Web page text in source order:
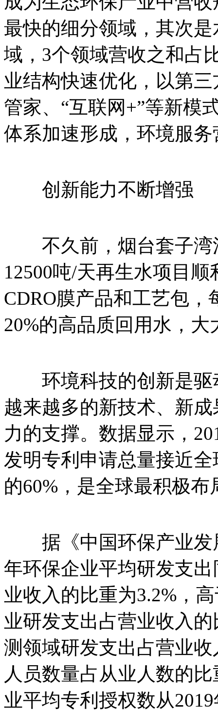
最快的细分领域，其次
域，3个领域营收之和占
业结构快速优化，以第
管家、“互联网+”等新模
体系加速形成，环境服
创新能力不断增强
不久前，烟台套子湾
12500吨/天再生水项目
CDRO膜产品和工艺包
20%的高品质回用水，
环境科技的创新是驱
越来越多的新技术、新
力的支撑。数据显示，
发明专利申请总量接近
的60%，是全球最积极
据《中国环保产业发
年环保企业平均研发支
业收入的比重为3.2%，
业研发支出占营业收入
测领域研发支出占营业
人员数量占从业人数的
业平均专利授权数从